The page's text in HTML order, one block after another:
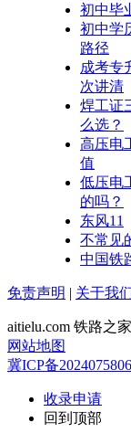
初中毕
初中学
路径
成考专
次讲清
焊工证
么选？
高压电
值
低压电
的吗？
东风11
不常见
中国铁
免责声明 | 关于我
aitielu.com 铁路之
网站地图
冀ICP备
收录申请
回到顶部